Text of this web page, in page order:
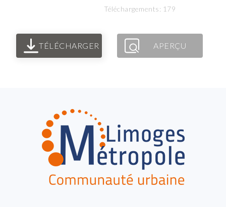
Téléchargements: 179
TÉLÉCHARGER APERÇU